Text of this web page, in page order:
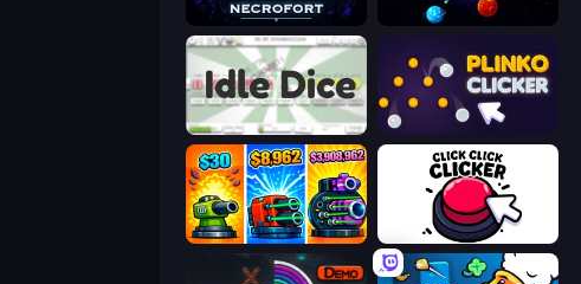
Necrofort Sticky Orbit
Idle Dice Plinko Clicker
Pumpkin Defense: Merge Cannon Click Click Clicker